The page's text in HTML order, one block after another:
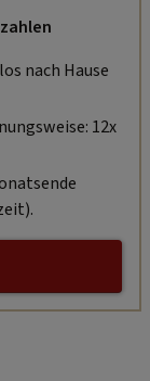
nach Hause
12x